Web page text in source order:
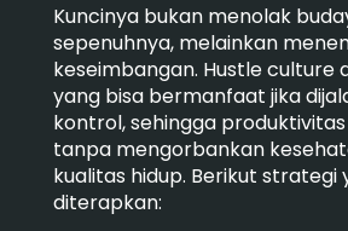
Kuncinya bukan menolak
sepenuhnya, melainkan
keseimbangan. Hustle culture
yang bisa bermanfaat jika
kontrol, sehingga
tanpa mengorbankan
kualitas hidup. Berikut strategi
diterapkan: